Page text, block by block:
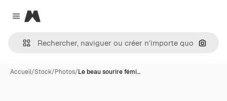
Close menu
Magnific
Accueil/Stock/Photos/Le beau sourire fémi…